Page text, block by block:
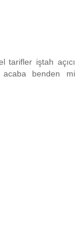
tarifler iştah açıcı
benden mi